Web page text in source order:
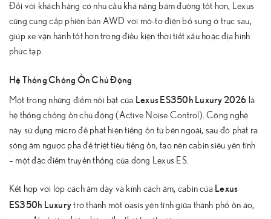
Đối với khách hàng có nhu cầu khả năng bám đường tốt hơn, Lexus
cũng cung cấp phiên bản AWD với mô-tơ điện bổ sung ở trục sau,
giúp xe vận hành tốt hơn trong điều kiện thời tiết xấu hoặc địa hình
phức tạp.
Hệ Thống Chống Ồn Chủ Động
Một trong những điểm nổi bật của Lexus ES350h Luxury 2026 là
hệ thống chống ồn chủ động (Active Noise Control). Công nghệ
này sử dụng micro để phát hiện tiếng ồn từ bên ngoài, sau đó phát ra
sóng âm ngược pha để triệt tiêu tiếng ồn, tạo nên cabin siêu yên tĩnh
– một đặc điểm truyền thống của dòng Lexus ES.
Kết hợp với lớp cách âm dày và kính cách âm, cabin của Lexus
ES350h Luxurytrở thành một oasis yên tĩnh giữa thành phố ồn ào,